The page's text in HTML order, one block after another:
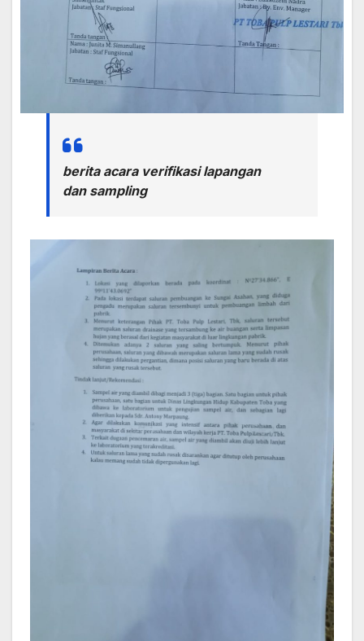
berita acara verifikasi lapangan
dan sampling